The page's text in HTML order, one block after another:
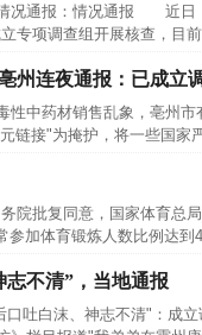
通报：情况通报 近日
专项调查组开展核查，目
州连夜通报：已成立
中药材销售乱象，亳州市
链接"为掩护，将一些国家
复同意，国家体育总局
参加体育锻炼人数比例
不清”，当地通报
吐白沫、神志不清"：成